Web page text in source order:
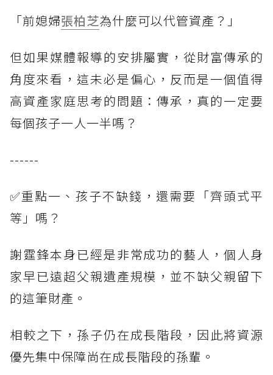
「前媳婦張柏芝為什麼可以代管資產？」
但如果媒體報導的安排屬實，從財富傳承的
角度來看，這未必是偏心，反而是一個值得
高資產家庭思考的問題：傳承，真的一定要
每個孩子一人一半嗎？
------
✅重點一、孩子不缺錢，還需要「齊頭式平
等」嗎？
謝霆鋒本身已經是非常成功的藝人，個人身
家早已遠超父親遺產規模，並不缺父親留下
的這筆財產。
相較之下，孫子仍在成長階段，因此將資源
優先集中保障尚在成長階段的孫輩。